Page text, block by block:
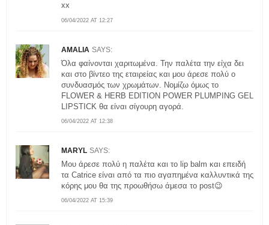
06/04/2022 AT 12:27
xx
AMALIA SAYS:
06/04/2022 AT 12:38
Όλα φαίνονται χαριτωμένα. Την παλέτα την είχα δει
και στο βίντεο της εταιρείας και μου άρεσε πολύ ο
συνδυασμός των χρωμάτων. Νομίζω όμως το
FLOWER & HERB EDITION POWER PLUMPING GEL
LIPSTICK θα είναι σίγουρη αγορά.
MARYL SAYS:
06/04/2022 AT 15:39
Moυ άρεσε πολύ η παλέτα και το lip balm και επειδή
τα Catrice είναι από τα πιο αγαπημένα καλλυντικά της
κόρης μου θα της προωθήσω άμεσα το post😉